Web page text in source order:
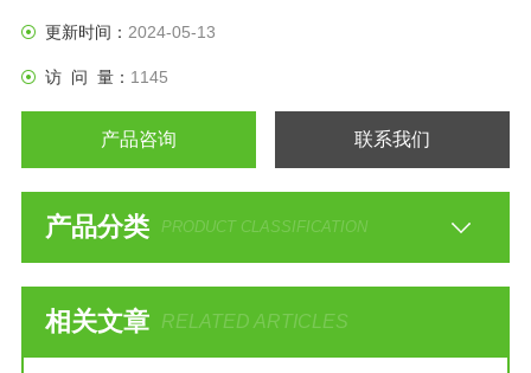
更新时间： 2024-05-13
访 问 量： 1145
产品咨询 联系我们
产品分类 PRODUCT CLASSIFICATION
相关文章 RELATED ARTICLES